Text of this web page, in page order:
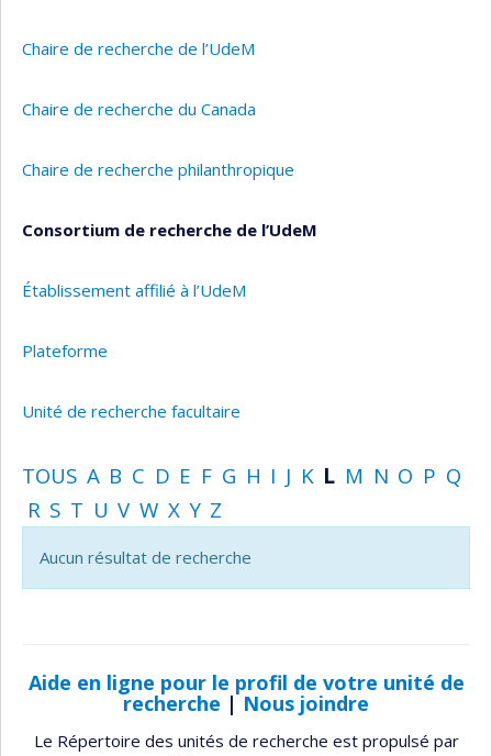
Chaire de recherche de l’UdeM
Chaire de recherche du Canada
Chaire de recherche philanthropique
Consortium de recherche de l’UdeM
Établissement affilié à l’UdeM
Plateforme
Unité de recherche facultaire
TOUS A B C D E F G H I J K L M N O P Q
R S T U V W X Y Z
Aucun résultat de recherche
Aide en ligne pour le profil de votre unité de
recherche | Nous joindre
Le Répertoire des unités de recherche est propulsé par